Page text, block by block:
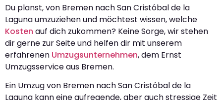
Du planst, von Bremen nach San Cristóbal de la
Laguna umzuziehen und möchtest wissen, welche
Kosten auf dich zukommen? Keine Sorge, wir stehen
dir gerne zur Seite und helfen dir mit unserem
erfahrenen Umzugsunternehmen, dem Ernst
Umzugsservice aus Bremen.
Ein Umzug von Bremen nach San Cristóbal de la
Laguna kann eine aufregende, aber auch stressige Zeit